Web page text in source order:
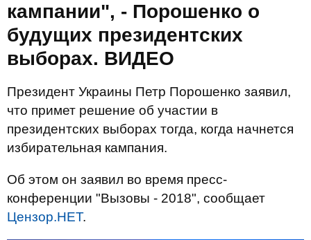
кампании", - Порошенко о
будущих президентских
выборах. ВИДЕО
Президент Украины Петр Порошенко заявил,
что примет решение об участии в
президентских выборах тогда, когда начнется
избирательная кампания.
Об этом он заявил во время пресс-
конференции "Вызовы - 2018", сообщает
Цензор.НЕТ.